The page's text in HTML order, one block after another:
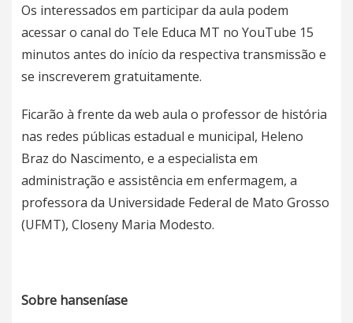
Os interessados em participar da aula podem
acessar o canal do Tele Educa MT no YouTube 15
minutos antes do início da respectiva transmissão e
se inscreverem gratuitamente.
Ficarão à frente da web aula o professor de história
nas redes públicas estadual e municipal, Heleno
Braz do Nascimento, e a especialista em
administração e assistência em enfermagem, a
professora da Universidade Federal de Mato Grosso
(UFMT), Closeny Maria Modesto.
Sobre hanseníase